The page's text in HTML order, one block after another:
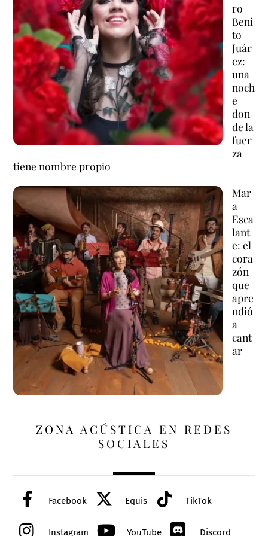
ro
Beni
to
Juár
ez:
una
noch
e
don
de la
fuer
za
tiene nombre propio
Mar
a
Esca
lant
e: el
cora
zón
que
apre
ndió
a
cant
ar
ZONA ACÚSTICA EN REDES
SOCIALES
Facebook Equis TikTok
Instagram YouTube Discord